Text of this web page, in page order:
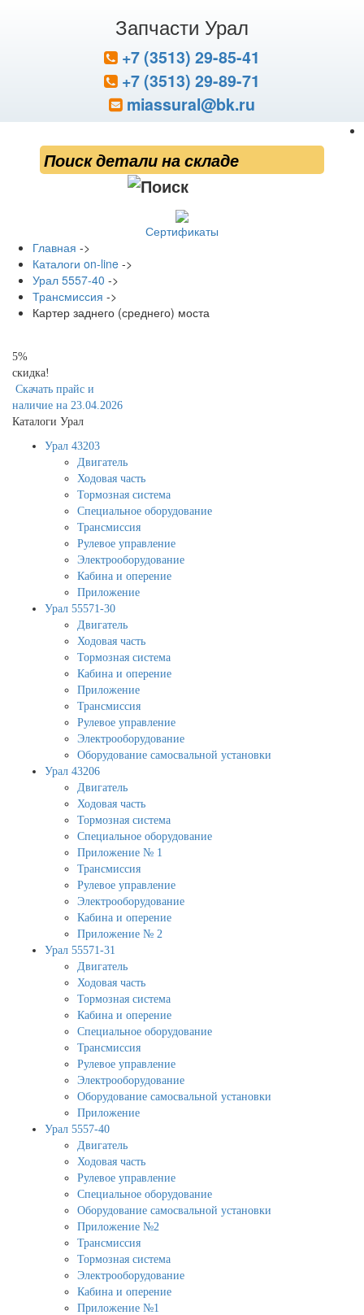
Запчасти Урал
+7 (3513) 29-85-41
+7 (3513) 29-89-71
miassural@bk.ru
Сертификаты
Главная ->
Каталоги on-line ->
Урал 5557-40 ->
Трансмиссия ->
Картер заднего (среднего) моста
5%
скидка!
Скачать прайс и
наличие на 23.04.2026
Каталоги Урал
Урал 43203
Двигатель
Ходовая часть
Тормозная система
Специальное оборудование
Трансмиссия
Рулевое управление
Электрооборудование
Кабина и оперение
Приложение
Урал 55571-30
Двигатель
Ходовая часть
Тормозная система
Кабина и оперение
Приложение
Трансмиссия
Рулевое управление
Электрооборудование
Оборудование самосвальной установки
Урал 43206
Двигатель
Ходовая часть
Тормозная система
Специальное оборудование
Приложение № 1
Трансмиссия
Рулевое управление
Электрооборудование
Кабина и оперение
Приложение № 2
Урал 55571-31
Двигатель
Ходовая часть
Тормозная система
Кабина и оперение
Специальное оборудование
Трансмиссия
Рулевое управление
Электрооборудование
Оборудование самосвальной установки
Приложение
Урал 5557-40
Двигатель
Ходовая часть
Рулевое управление
Специальное оборудование
Оборудование самосвальной установки
Приложение №2
Трансмиссия
Тормозная система
Электрооборудование
Кабина и оперение
Приложение №1